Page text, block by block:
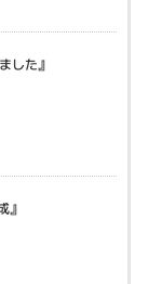
した』
』